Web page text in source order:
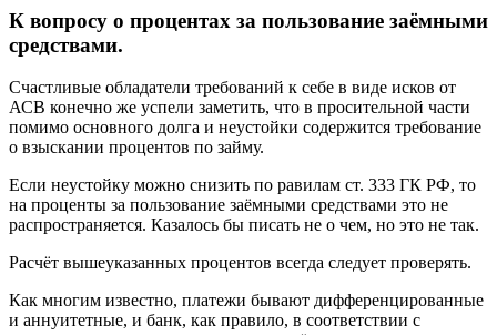
К вопросу о процентах за пользование заёмными
средствами.
Счастливые обладатели требований к себе в виде исков от
АСВ конечно же успели заметить, что в просительной части
помимо основного долга и неустойки содержится требование
о взыскании процентов по займу.
Если неустойку можно снизить по равилам ст. 333 ГК РФ, то
на проценты за пользование заёмными средствами это не
распространяется. Казалось бы писать не о чем, но это не так.
Расчёт вышеуказанных процентов всегда следует проверять.
Как многим известно, платежи бывают дифференцированные
и аннуитетные, и банк, как правило, в соответствии с